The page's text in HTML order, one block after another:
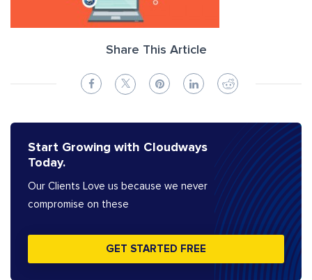
Share This Article
Start Growing with Cloudways
Today.
Our Clients Love us because we never
compromise on these
GET STARTED FREE